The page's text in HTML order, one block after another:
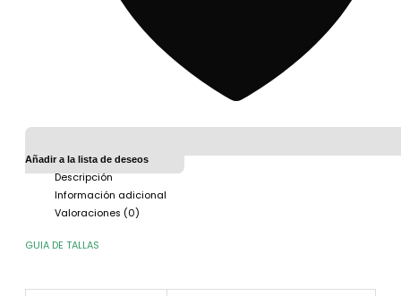
Añadir a la lista de deseos
Descripción
Información adicional
Valoraciones (0)
GUIA DE TALLAS